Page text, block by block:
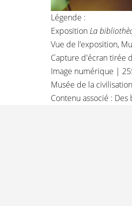
Légende :
ExpositionLa
Vue de l’exposition,
Capture d'écran tirée
Image numérique |
Musée de la civilisation
Contenu associé : Des